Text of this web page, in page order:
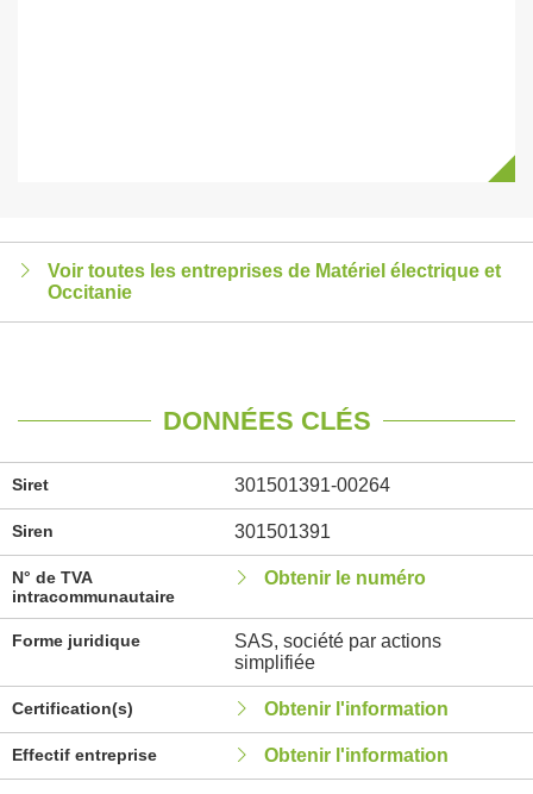
Voir toutes les entreprises de Matériel électrique et
Occitanie
DONNÉES CLÉS
Siret 301501391-00264
Siren 301501391
N° de TVA
intracommunautaire
Obtenir le numéro
Forme juridique
SAS, société par actions
simplifiée
Certification(s) Obtenir l'information
Effectif entreprise Obtenir l'information